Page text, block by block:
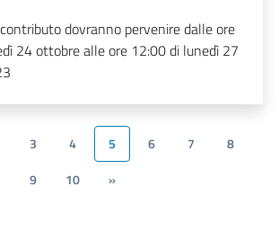
dovranno pervenire dalle ore
24 ottobre alle ore 12:00 di lunedì 27
3 4 5 6 7
8
9
10 »